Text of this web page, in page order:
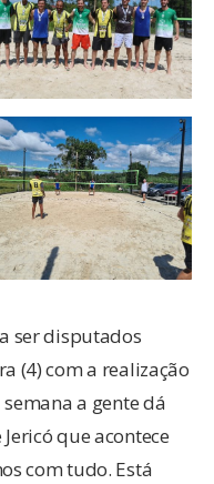
ser disputados
(4) com a realização
a gente dá
que acontece
com tudo. Está